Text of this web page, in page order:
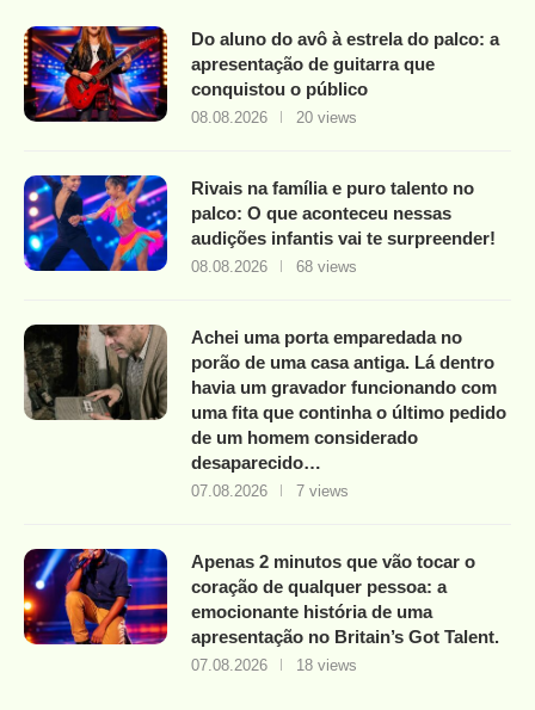
Do aluno do avô à estrela do palco: a
apresentação de guitarra que
conquistou o público
08.08.2026 20 views
Rivais na família e puro talento no
palco: O que aconteceu nessas
audições infantis vai te surpreender!
08.08.2026 68 views
Achei uma porta emparedada no
porão de uma casa antiga. Lá dentro
havia um gravador funcionando com
uma fita que continha o último pedido
de um homem considerado
desaparecido…
07.08.2026 7 views
Apenas 2 minutos que vão tocar o
coração de qualquer pessoa: a
emocionante história de uma
apresentação no Britain’s Got Talent.
07.08.2026 18 views